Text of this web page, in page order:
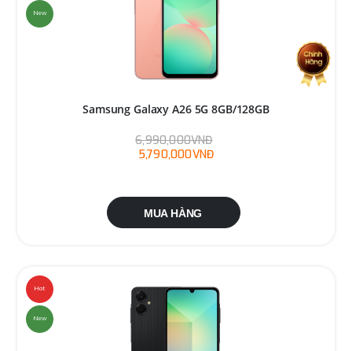
New
Samsung Galaxy A26 5G 8GB/128GB
6,990,000VNĐ
5,790,000VNĐ
MUA HÀNG
Hot
New